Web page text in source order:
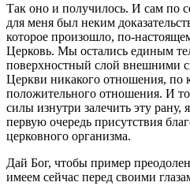
Так оно и получилось. И сам по
для меня был неким
которое произошло, по-
Церковь. Мы остались единым
поверхностный слой внешними
Церкви никакого отношения, по
положительного отношения. И
силы изнутри залечить эту рану,
первую очередь присутствия
церковного организма.
Дай Бог, чтобы пример
имеем сейчас перед своими